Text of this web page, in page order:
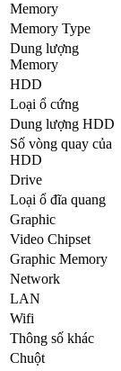
Memory
Memory Type
Dung lượng
Memory
HDD
Loại ổ cứng
Dung lượng HDD
Số vòng quay của
HDD
Drive
Loại ổ đĩa quang
Graphic
Video Chipset
Graphic Memory
Network
LAN
Wifi
Thông số khác
Chuột